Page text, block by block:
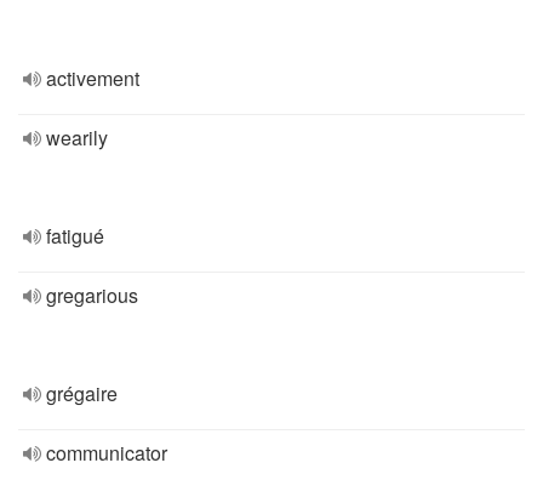
activement
wearily
fatigué
gregarious
grégaire
communicator